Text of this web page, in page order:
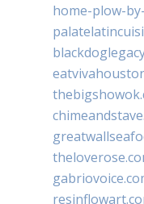
home-plow-